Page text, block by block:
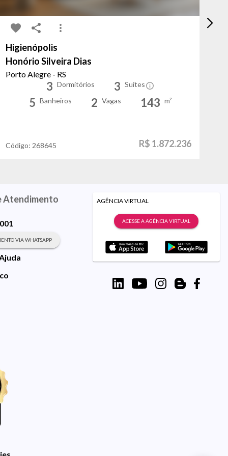
Higienópolis
Honório Silveira Dias
Porto Alegre - RS
3 Dormitórios 3 Suítes
5 Banheiros 2 Vagas 143 m²
Código: 268645 R$ 1.872.236
Atendimento
VIA WHATSAPP
AGÊNCIA VIRTUAL
ACESSE A AGÊNCIA VIRTUAL